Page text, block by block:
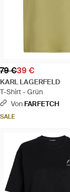
79 €39 €
KARL LAGERFELD
T-Shirt - Grün
Von FARFETCH
SALE